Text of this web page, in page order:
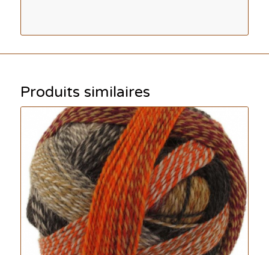
Produits similaires